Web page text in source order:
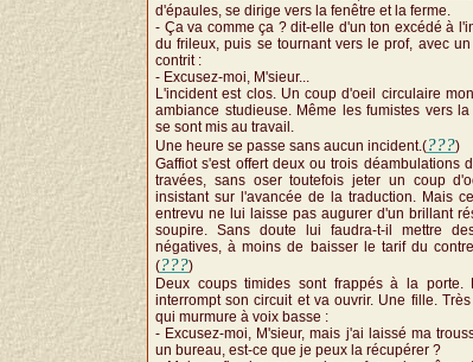
d'épaules, se dirige vers la fenêtre et la ferme.
- Ça va comme ça ? dit-elle d'un ton excédé à
du frileux, puis se tournant vers le prof, avec un
contrit :
- Excusez-moi, M'sieur...
L'incident est clos. Un coup d'oeil circulaire
ambiance studieuse. Même les fumistes vers la
se sont mis au travail.
Une heure se passe sans aucun incident.(???)
Gaffiot s'est offert deux ou trois déambulations
travées, sans oser toutefois jeter un coup
insistant sur l'avancée de la traduction. Mais
entrevu ne lui laisse pas augurer d'un brillant
soupire. Sans doute lui faudra-t-il mettre
négatives, à moins de baisser le tarif du
(???)
Deux coups timides sont frappés à la porte.
interrompt son circuit et va ouvrir. Une fille.
qui murmure à voix basse :
- Excusez-moi, M'sieur, mais j'ai laissé ma
un bureau, est-ce que je peux la récupérer ?